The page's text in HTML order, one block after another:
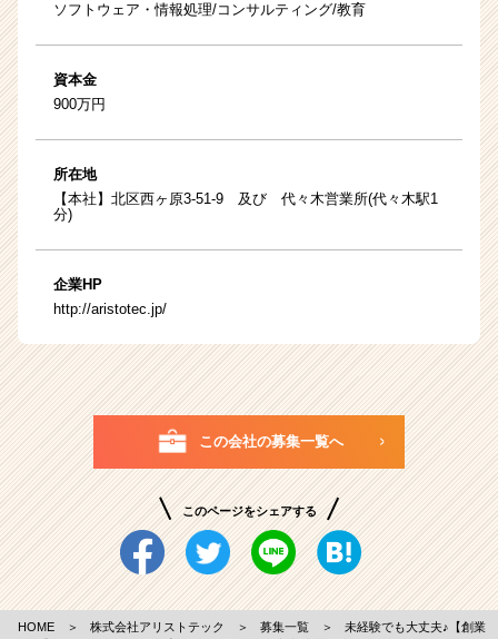
ソフトウェア・情報処理/コンサルティング/教育
資本金
900万円
所在地
【本社】北区西ヶ原3-51-9 及び 代々木営業所(代々木駅1
分)
企業HP
http://aristotec.jp/
この会社の募集一覧へ
このページをシェアする
HOME ＞ 株式会社アリストテック ＞ 募集一覧 ＞
未経験でも大丈夫♪【創業